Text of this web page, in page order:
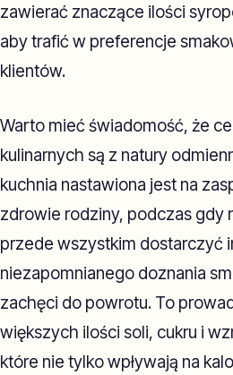
zawierać znaczące ilości
aby trafić w preferencje
klientów.
Warto mieć świadomość, że
kulinarnych są z natury
kuchnia nastawiona jest na
zdrowie rodziny, podczas gdy
przede wszystkim dostarczyć
niezapomnianego doznania
zachęci do powrotu. To
większych ilości soli, cukru i
które nie tylko wpływają na